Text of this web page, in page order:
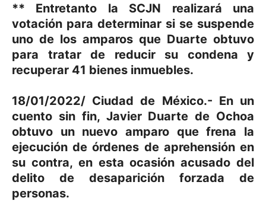
** Entretanto la SCJN realizará una
votación para determinar si se suspende
uno de los amparos que Duarte obtuvo
para tratar de reducir su condena y
recuperar 41 bienes inmuebles.
18/01/2022/ Ciudad de México.- En un
cuento sin fin, Javier Duarte de Ochoa
obtuvo un nuevo amparo que frena la
ejecución de órdenes de aprehensión en
su contra, en esta ocasión acusado del
delito de desaparición forzada de
personas.